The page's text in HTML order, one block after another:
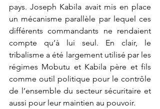
pays. Joseph Kabila avait mis en place
un mécanisme parallèle par lequel ces
différents commandants ne rendaient
compte qu’à lui seul. En clair, le
tribalisme a été largement utilisé par les
régimes Mobutu et Kabila père et fils
comme outil politique pour le contrôle
de l’ensemble du secteur sécuritaire et
aussi pour leur maintien au pouvoir.